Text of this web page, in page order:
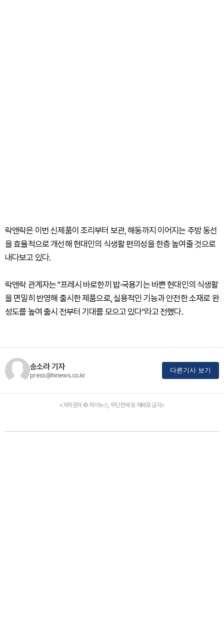
락앤락은 이번 신제품이 조리부터 보관, 해동까지 이어지는 주방 동선
을 효율적으로 개선해 현대인의 식생활 편의성을 한층 높여줄 것으로
내다보고 있다.
락앤락 관계자는 "프레시 바로한끼 밥·국용기는 바쁜 현대인의 식생활
을 면밀히 반영해 출시한 제품으로, 실용적인 기능과 안전한 소재로 완
성도를 높여 출시 전부터 기대를 모으고 있다"라고 전했다.
송소라 기자
press@hinews.co.kr
다른기사 보기
<저작권자 © 하이뉴스, 무단전재 및 재배포 금지>